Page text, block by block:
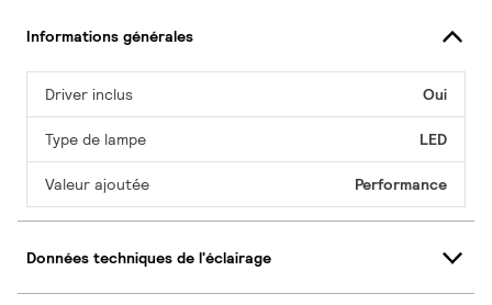
Informations générales
Driver inclus Oui
Type de lampe LED
Valeur ajoutée Performance
Données techniques de l'éclairage